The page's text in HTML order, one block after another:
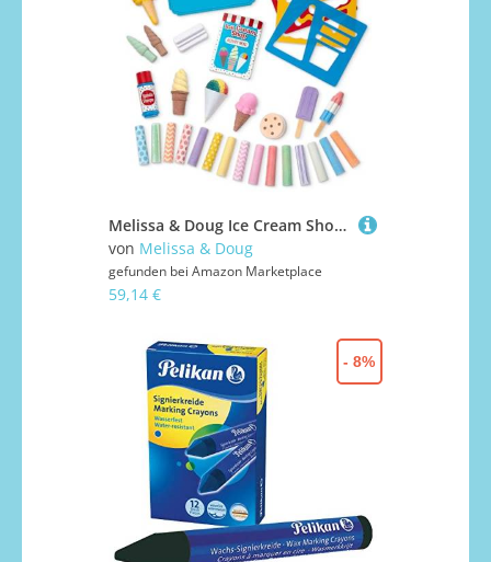
Melissa & Doug Ice Cream Shop Bunte Kreide und Halter Spielset - 33 Teile, tolles Geschenk für Mädchen und Jungen
von Melissa & Doug
gefunden bei Amazon Marketplace
59,14 €
- 8%